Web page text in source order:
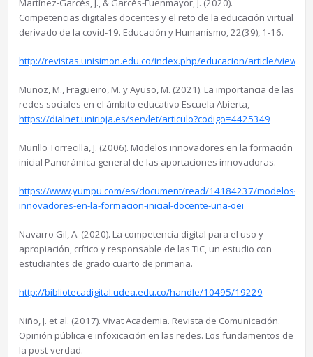
Competencias digitales docentes y el reto de la educación virtual
derivado de la covid-19. Educación y Humanismo, 22(39), 1-16.
http://revistas.unisimon.edu.co/index.php/educacion/article/view/4
Muñoz, M., Fragueiro, M. y Ayuso, M. (2021). La importancia de las
redes sociales en el ámbito educativo Escuela Abierta,
https://dialnet.unirioja.es/servlet/articulo?codigo=4425349
Murillo Torrecilla, J. (2006). Modelos innovadores en la formación
inicial Panorámica general de las aportaciones innovadoras.
https://www.yumpu.com/es/document/read/14184237/modelos-
innovadores-en-la-formacion-inicial-docente-una-oei
Navarro Gil, A. (2020). La competencia digital para el uso y
apropiación, crítico y responsable de las TIC, un estudio con
estudiantes de grado cuarto de primaria.
http://bibliotecadigital.udea.edu.co/handle/10495/19229
Niño, J. et al. (2017). Vivat Academia. Revista de Comunicación.
Opinión pública e infoxicación en las redes. Los fundamentos de
la post-verdad.